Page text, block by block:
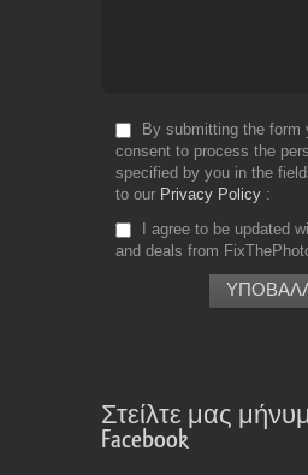
By submitting the form
consent to process the
specified by you in the
to our Privacy Policy
I agree to be updated
and deals from
Στείλτε μας
Facebook